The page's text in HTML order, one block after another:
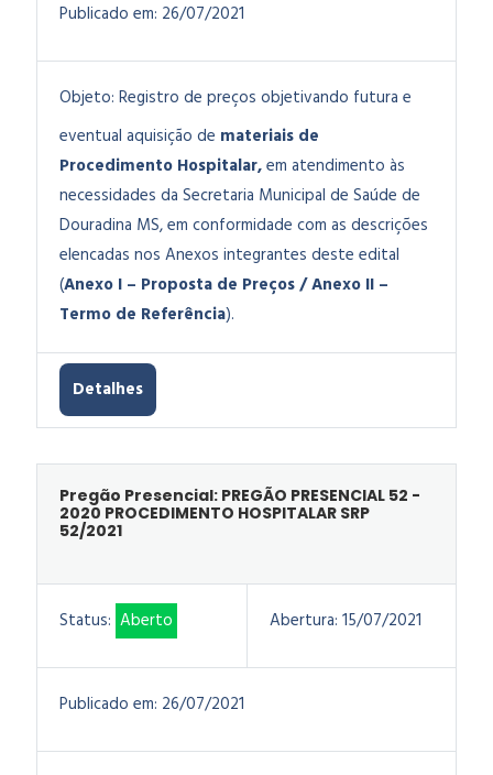
Publicado em: 26/07/2021
Objeto: Registro de preços objetivando futura e
eventual aquisição de materiais de
Procedimento Hospitalar,em atendimento às
necessidades da Secretaria Municipal de Saúde de
Douradina MS, em conformidade com as descrições
elencadas nos Anexos integrantes deste edital
(Anexo I – Proposta de Preços / Anexo II –
Termo de Referência).
Detalhes
Pregão Presencial: PREGÃO PRESENCIAL 52 -
2020 PROCEDIMENTO HOSPITALAR SRP
52/2021
Status: Aberto Abertura: 15/07/2021
Publicado em: 26/07/2021